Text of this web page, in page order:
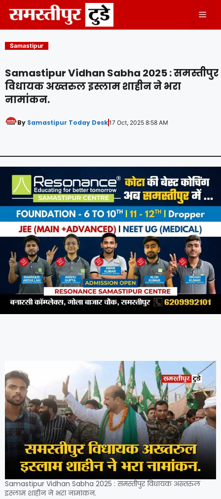
content
Samastipur
Samastipur Vidhan Sabha 2025 : समस्तीपुर
विधायक अख्तरुल इस्लाम शाहीन ने भरा
नामांकन.
By Samastipur Today Desk17 Oct, 2025 8:58 AM
Samastipur Vidhan Sabha 2025 : समस्तीपुर विधायक अख्तरुल
इस्लाम शाहीन ने भरा नामांकन.